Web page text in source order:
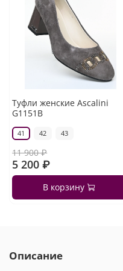
Туфли женские Ascalini
G1151B
41 42 43
11 900 ₽
5 200 ₽
В корзину
Описание